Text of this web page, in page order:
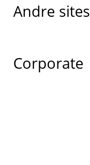
Andre sites
Corporate